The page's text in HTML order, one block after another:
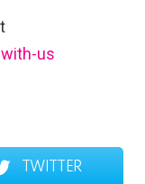
us
TWITTER